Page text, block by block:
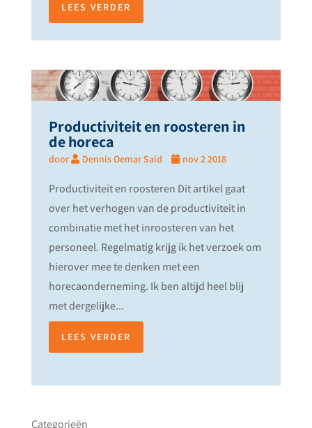
LEES VERDER
Productiviteit en roosteren in
de horeca
door Dennis Oemar Said nov 2 2018
Productiviteit en roosteren Dit artikel gaat
over het verhogen van de productiviteit in
combinatie met het inroosteren van het
personeel. Regelmatig krijg ik het verzoek om
hierover mee te denken met een
horecaonderneming. Ik ben altijd heel blij
met dergelijke...
LEES VERDER
Categorieën